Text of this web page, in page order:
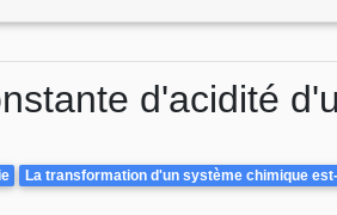
d'acidité
La transformation d'un système chimique